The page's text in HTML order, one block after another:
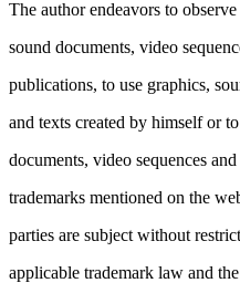
The author endeavors to
sound documents, video
publications, to use graphics,
and texts created by himself or
documents, video sequences
trademarks mentioned on the
parties are subject without
applicable trademark law and